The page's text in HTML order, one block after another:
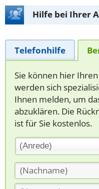
Hilfe bei Ihrer
Telefonhilfe
Sie können hier
werden sich
Ihnen melden, um
abzuklären. Die
ist für Sie kostenlos.
(Anrede)